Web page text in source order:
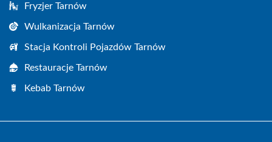
Fryzjer Tarnów
Wulkanizacja Tarnów
Stacja Kontroli Pojazdów Tarnów
Restauracje Tarnów
Kebab Tarnów